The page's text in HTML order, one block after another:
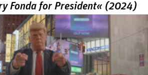
Fonda for President« (2024)